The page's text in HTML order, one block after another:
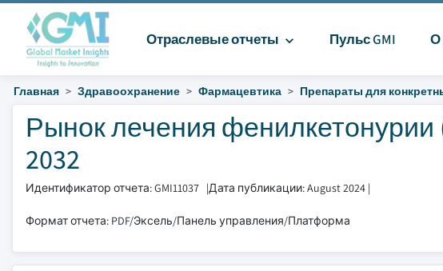
Отраслевые отчеты Пульс GMI О
Главная Здравоохранение Фармацевтика Препараты для
Рынок лечения
2032
Идентификатор отчета: GMI11037 |Дата публикации: August 2024 |
Формат отчета: PDF/Эксель/Панель управления/Платформа